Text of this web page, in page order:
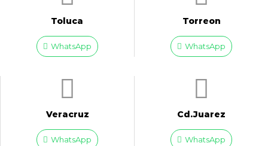
Toluca
WhatsApp
Torreon
WhatsApp
Veracruz
WhatsApp
Cd.Juarez
WhatsApp